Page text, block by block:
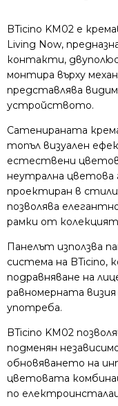
BTicino KM02 е
Living Now,
контакти,
монтира върху
представлява
устройството.
Сатенираната
топъл визуален
естествени
неутрална цветова
проектиран в
позволява
рамки от
Панелът използва
система на BTicino,
подравняване на
равномерната
употреба.
BTicino KM02
подменян
обновяването на
цветовата
по